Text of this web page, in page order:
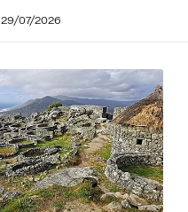
29/07/2026